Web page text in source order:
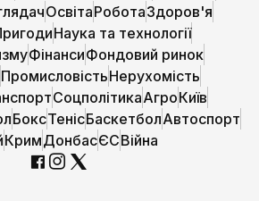
ОсвітаРоботаЗдоров'я
Наука та технології
ФінансиФондовий ринок
ПромисловістьНерухомість
СоцполітикаАгроКиїв
БоксТенісБаскетболАвтоспорт
КримДонбасЄСВійна